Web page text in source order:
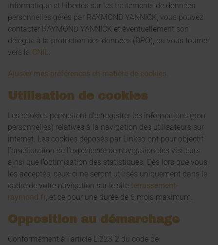
Informatique et Libertés sur les traitements de données
personnelles gérés par RAYMOND YANNICK, vous pouvez
contacter RAYMOND YANNICK et éventuellement son
délégué à la protection des données (DPO), ou vous tourner
vers la CNIL
Ajuster mes préférences en matière de cookies
Utilisation de cookies
Les cookies permettent d’enregistrer les informations (non
personnelles) relatives à la navigation des utilisateurs sur
internet. Les cookies déposés par Linkeo ont pour objectif
l’amélioration de l’expérience de navigation des visiteurs
ainsi que l’optimisation des statistiques. Dès lors que vous
les acceptés, ceux-ci ne seront utilisés uniquement dans le
cadre de votre navigation sur le site terrassement-
raymond.fr , et ce pour une durée de 6 mois maximum.
Opposition au démarchage
Conformément à l'article L.223-2 du code de